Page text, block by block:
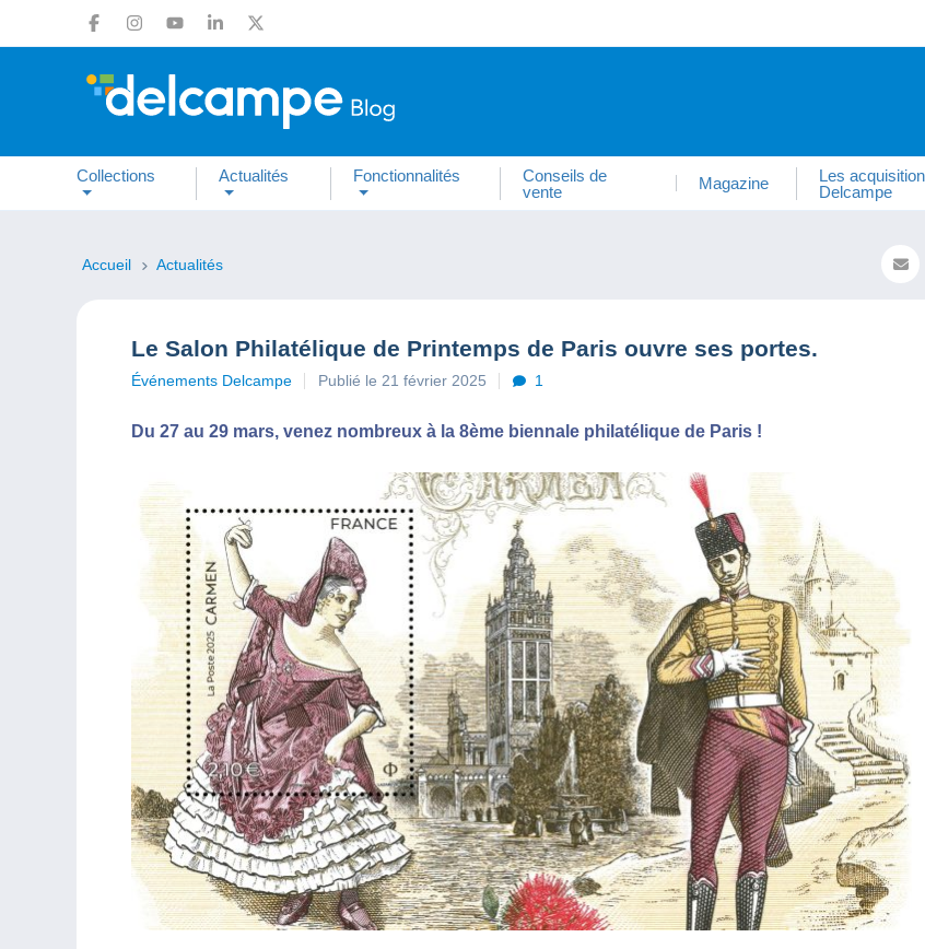
Collections Actualités Fonctionnalités
Conseils de
vente
Magazine
Les
Delcampe
Accueil Actualités
Le Salon Philatélique de Printemps de Paris ouvre ses portes.
Événements Delcampe Publié le 21 février 2025 1
Du 27 au 29 mars, venez nombreux à la 8ème biennale philatélique de Paris !